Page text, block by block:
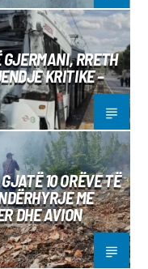
RRETH
KRITIKE –
10 ORËVE TË
ME
DHE AVION